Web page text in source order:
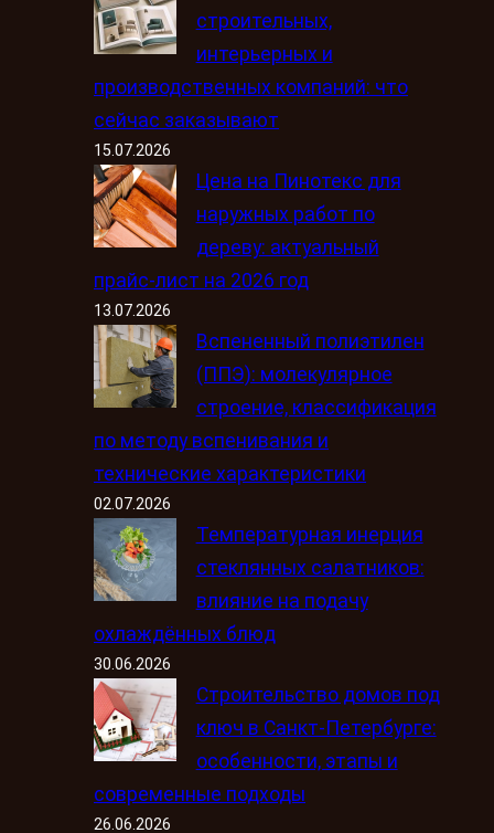
строительных,
интерьерных и
производственных компаний: что
сейчас заказывают
15.07.2026
Цена на Пинотекс для
наружных работ по
дереву: актуальный
прайс-лист на 2026 год
13.07.2026
Вспененный полиэтилен
(ППЭ): молекулярное
строение, классификация
по методу вспенивания и
технические характеристики
02.07.2026
Температурная инерция
стеклянных салатников:
влияние на подачу
охлаждённых блюд
30.06.2026
Строительство домов под
ключ в Санкт-Петербурге:
особенности, этапы и
современные подходы
26.06.2026